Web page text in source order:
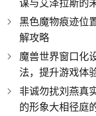
谋与艾泽拉斯的
黑色魔物痕迹位
解攻略
魔兽世界窗口化
法，提升游戏体
非诚勿扰刘燕真
的形象大相径庭